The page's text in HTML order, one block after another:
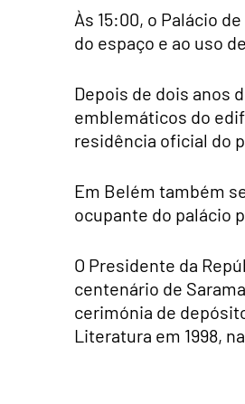
Às 15:00, o Palácio
do espaço e ao uso
Depois de dois anos
emblemáticos do
residência oficial do
Em Belém também
ocupante do palácio
O Presidente da
centenário de
cerimónia de
Literatura em 1998,